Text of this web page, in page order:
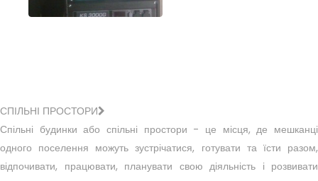
СПІЛЬНІ ПРОСТОРИ
Спільні будинки або спільні простори - це місця, де мешканці
одного поселення можуть зустрічатися, готувати та їсти разом,
відпочивати, працювати, планувати свою діяльність і розвивати